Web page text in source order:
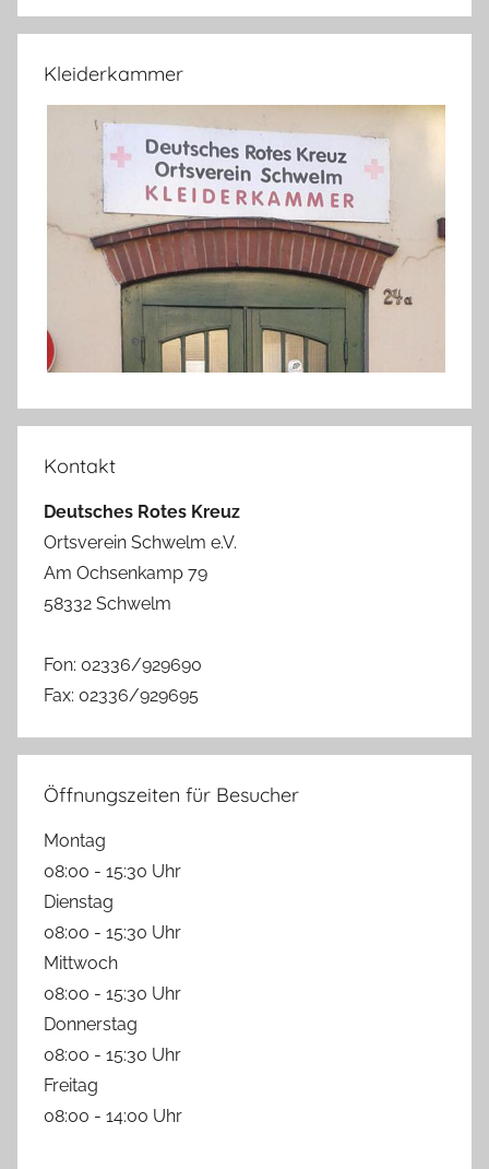
Kleiderkammer
Kontakt
Deutsches Rotes Kreuz
Ortsverein Schwelm e.V.
Am Ochsenkamp 79
58332 Schwelm
Fon: 02336/929690
Fax: 02336/929695
Öffnungszeiten für Besucher
Montag
08:00 - 15:30 Uhr
Dienstag
08:00 - 15:30 Uhr
Mittwoch
08:00 - 15:30 Uhr
Donnerstag
08:00 - 15:30 Uhr
Freitag
08:00 - 14:00 Uhr